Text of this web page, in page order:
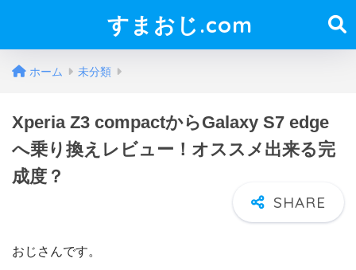
すまおじ.com
ホーム 未分類
Xperia Z3 compactからGalaxy S7 edge
へ乗り換えレビュー！オススメ出来る完
成度？
おじさんです。